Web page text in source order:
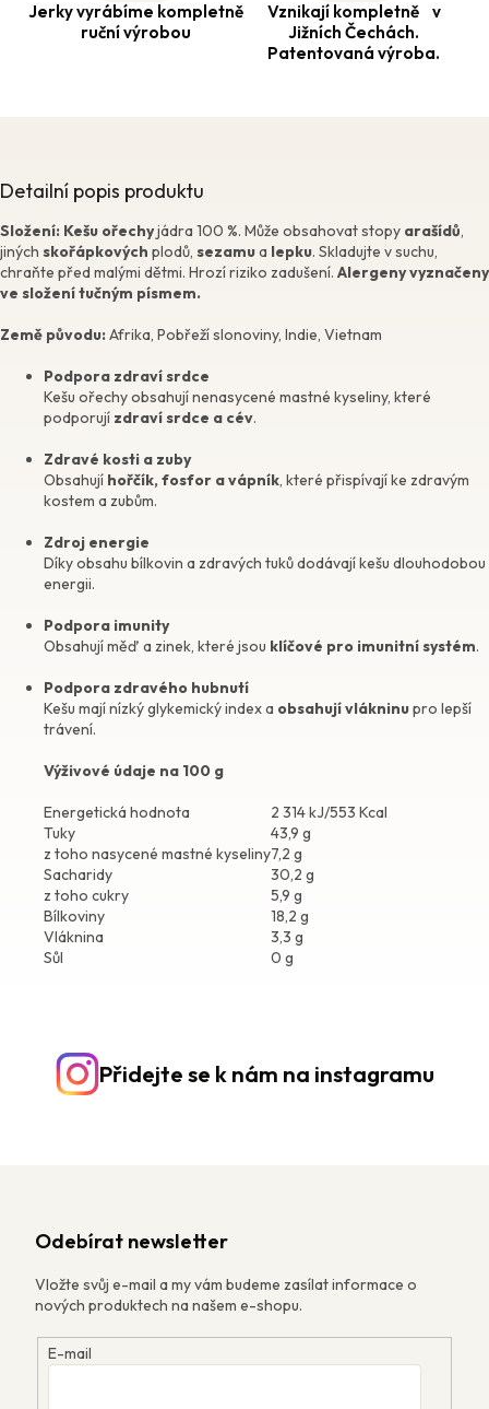
Jerky vyrábíme kompletně
ruční výrobou
Vznikají kompletně v
Jižních Čechách.
Patentovaná výroba.
Detailní popis produktu
Složení: Kešu ořechyjádra 100 %. Může obsahovat stopy arašídů,
jiných skořápkových plodů, sezamua lepku. Skladujte v suchu,
chraňte před malými dětmi. Hrozí riziko zadušení. Alergeny vyznačeny
ve složení tučným písmem.
Země původu:Afrika, Pobřeží slonoviny, Indie, Vietnam
Podpora zdraví srdce
Kešu ořechy obsahují nenasycené mastné kyseliny, které
podporují zdraví srdce a cév.
Zdravé kosti a zuby
Obsahují hořčík, fosfor a vápník, které přispívají ke zdravým
kostem a zubům.
Zdroj energie
Díky obsahu bílkovin a zdravých tuků dodávají kešu dlouhodobou
energii.
Podpora imunity
Obsahují měď a zinek, které jsou klíčové pro imunitní systém.
Podpora zdravého hubnutí
Kešu mají nízký glykemický index a obsahují vlákninupro lepší
trávení.
Výživové údaje na 100 g
Energetická hodnota
2 314 kJ/553 Kcal
Tuky
43,9 g
z toho nasycené mastné kyseliny7,2 g
Sacharidy
30,2 g
z toho cukry
5,9 g
Bílkoviny
18,2 g
Vláknina
3,3 g
Sůl
0 g
Přidejte se k nám na instagramu
Odebírat newsletter
Vložte svůj e-mail a my vám budeme zasílat informace o
nových produktech na našem e-shopu.
E-mail